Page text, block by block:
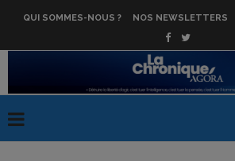
QUI SOMMES-NOUS ? NOS NEWSLETTERS